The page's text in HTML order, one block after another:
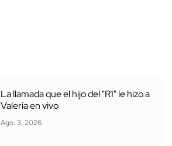
La llamada que el hijo del "R1" le hizo a
Valeria en vivo
Ago. 3, 2026